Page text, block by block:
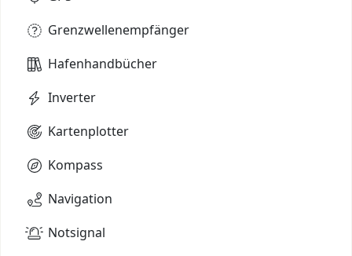
Grenzwellenempfänger
Hafenhandbücher
Inverter
Kartenplotter
Kompass
Navigation
Notsignal